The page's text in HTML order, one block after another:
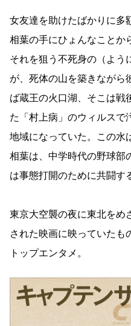
女友達を助けたばかりに多
相葉の手にひょんなことか
それを狙う不死身の（よう
が、死体の山を築きながら
ば蔵王の火口湖、そこは戦
た「村上病」のウィルスで
地域になっていた。この水
相葉は、中学時代の野球部
は事態打開のために共闘す
東京大空襲の夜に東北をめ
された映画に映っていたも
トップエンタメ。